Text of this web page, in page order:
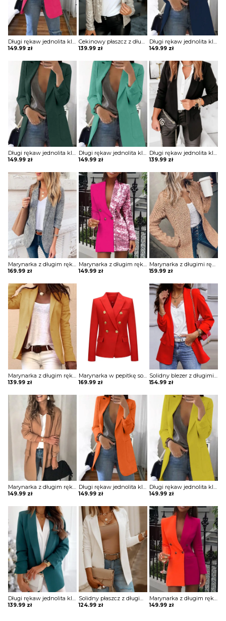
Długi rękaw jednolita klapy kieszenie elegancka do pracy bez wzoru marynarka Paulina
149.99 zł
Cekinowy płaszcz z długim rękawem i odkrytym przodem kurtka Aurelie
139.99 zł
Długi rękaw jednolita klapy kieszenie elegancka do pracy bez wzoru marynarka Paulina
149.99 zł
Długi rękaw jednolita klapy kieszenie elegancka do pracy bez wzoru marynarka Paulina
149.99 zł
Długi rękaw jednolita klapy kieszenie elegancka do pracy bez wzoru marynarka Paulina
149.99 zł
Długi rękaw jednolita klapy kieszenie elegancka do pracy bez wzoru marynarka Louanne
139.99 zł
Marynarka z długim rękawem i kieszeniami kurtka Berfin
169.99 zł
Marynarka z długim rękawem colorblock patchwork Itsaso
149.99 zł
Marynarka z długimi rękawami i kieszeniami kurtka Yackova
159.99 zł
Marynarka z długim rękawem zapinana na guziki kurtka Milkana
139.99 zł
Marynarka w pepitkę solidne guziki kurtka Suma
169.99 zł
Solidny blezer z długimi rękawami i kieszeniami kurtka Hildburg
154.99 zł
Marynarka z długim rękawem solidnymi kieszeniami kurtka Persis
149.99 zł
Długi rękaw jednolita klapy kieszenie elegancka do pracy bez wzoru marynarka Paulina
149.99 zł
Długi rękaw jednolita klapy kieszenie elegancka do pracy bez wzoru marynarka Paulina
149.99 zł
Długi rękaw jednolita klapy kieszenie elegancka do pracy bez wzoru marynarka Louanne
139.99 zł
Solidny płaszcz z długimi rękawami kurtka Mairead
124.99 zł
Marynarka z długim rękawem colorblock patchwork Itsaso
149.99 zł